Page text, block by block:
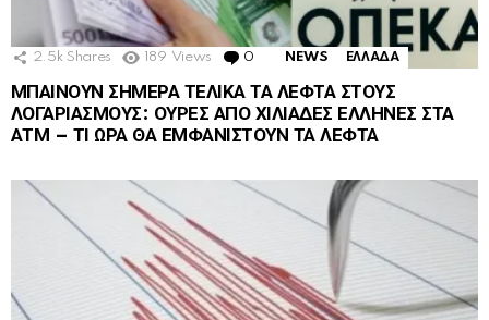
2.5k Shares 189 Views 0 Comments
NEWS ΕΛΛΑΔΑ
ΜΠΑΙΝΟΥΝ ΣΗΜΕΡΑ ΤΕΛΙΚΑ ΤΑ ΛΕΦΤΑ ΣΤΟΥΣ
ΛΟΓΑΡΙΑΣΜΟΥΣ: ΟΥΡΕΣ ΑΠΟ ΧΙΛΙΑΔΕΣ ΕΛΛΗΝΕΣ ΣΤΑ
ΑΤΜ – ΤΙ ΩΡΑ ΘΑ ΕΜΦΑΝΙΣΤΟΥΝ ΤΑ ΛΕΦΤΑ